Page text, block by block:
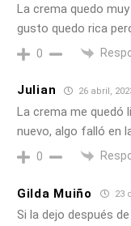
La crema quedo
gusto quedo rica
0
Julian 26 abril,
La crema me quedó
nuevo, algo falló en
0
Gilda Muiño 23
Si la dejo después